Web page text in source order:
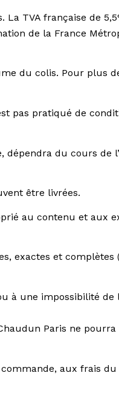
TVA française de
de la France
du colis. Pour plus
pas pratiqué de
dépendra du cours de
être livrées.
au contenu et aux
exactes et complètes
à une impossibilité de
Paris ne
aux frais